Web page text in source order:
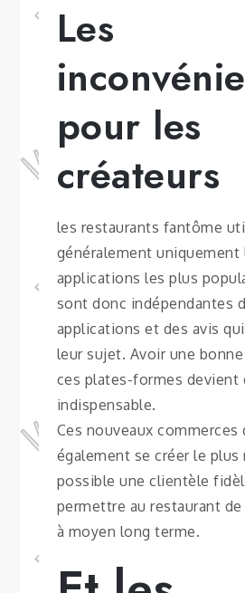
Les
pour les
créateurs
les restaurants fantôme
généralement uniquement
applications les plus
sont donc indépendantes
applications et des avis
leur sujet. Avoir une
ces plates-formes devient
indispensable.
Ces nouveaux commerces
également se créer le plus
possible une clientèle
permettre au restaurant
à moyen long terme.